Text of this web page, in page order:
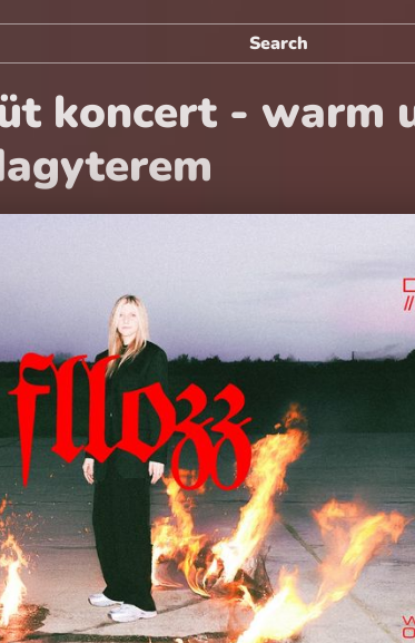
koncert - warm